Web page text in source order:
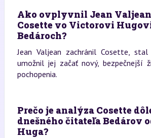
Ako ovplyvnil Jean
Cosette vo Victorovi
Bedároch?
Jean Valjean zachránil Cosette,
umožnil jej začať nový, bezpečnejší
pochopenia.
Prečo je analýza Cosette
dnešného čitateľa Bedárov
Huga?